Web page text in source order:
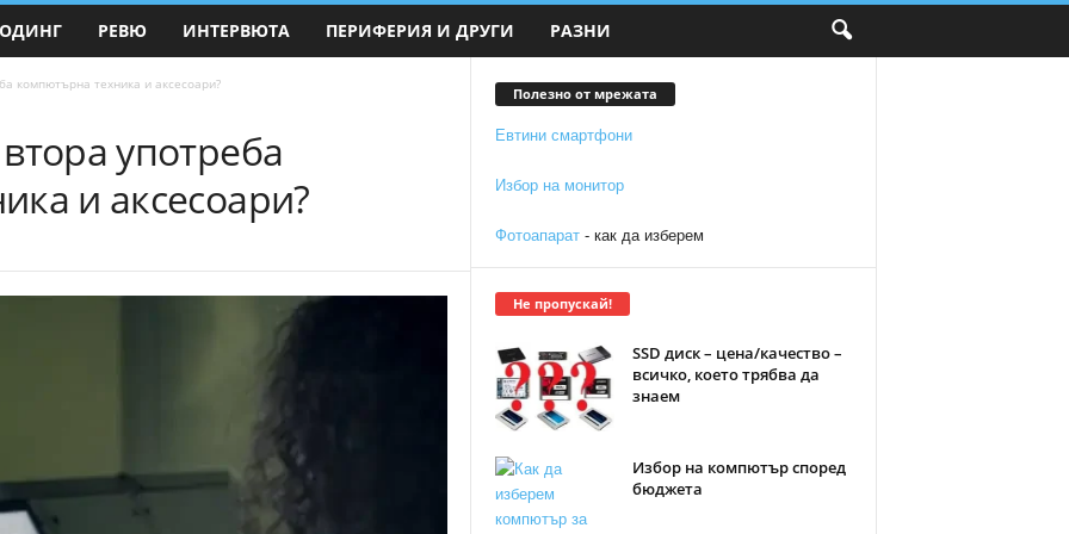
РЕВЮ ИНТЕРВЮТА ПЕРИФЕРИЯ И ДРУГИ РАЗНИ
компютърна техника и аксесоари?
употреба
и аксесоари?
Полезно от мрежата
Евтини смартфони
Избор на монитор
Фотоапарат- как да изберем
Не пропускай!
SSD диск – цена/качество –
всичко, което трябва да
знаем
Избор на компютър според
бюджета